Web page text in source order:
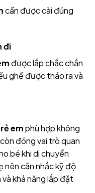
cần được cài đúng
đi
được lắp chắc chắn
ghế được tháo ra và
emphù hợp không
đóng vai trò quan
bé khi di chuyển
nên cân nhắc kỹ độ
khả năng lắp đặt